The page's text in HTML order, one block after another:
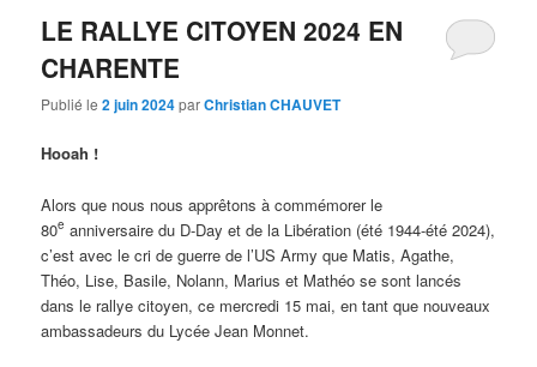
LE RALLYE CITOYEN 2024 EN
CHARENTE
Publié le2 juin 2024parChristian CHAUVET
Hooah !
Alors que nous nous apprêtons à commémorer le
80e anniversaire du D-Day et de la Libération (été 1944-été 2024),
c’est avec le cri de guerre de l’US Army que Matis, Agathe,
Théo, Lise, Basile, Nolann, Marius et Mathéo se sont lancés
dans le rallye citoyen, ce mercredi 15 mai, en tant que nouveaux
ambassadeurs du Lycée Jean Monnet.